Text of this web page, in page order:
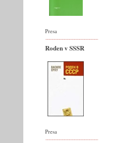
Presa
Roden v SSSR
Presa